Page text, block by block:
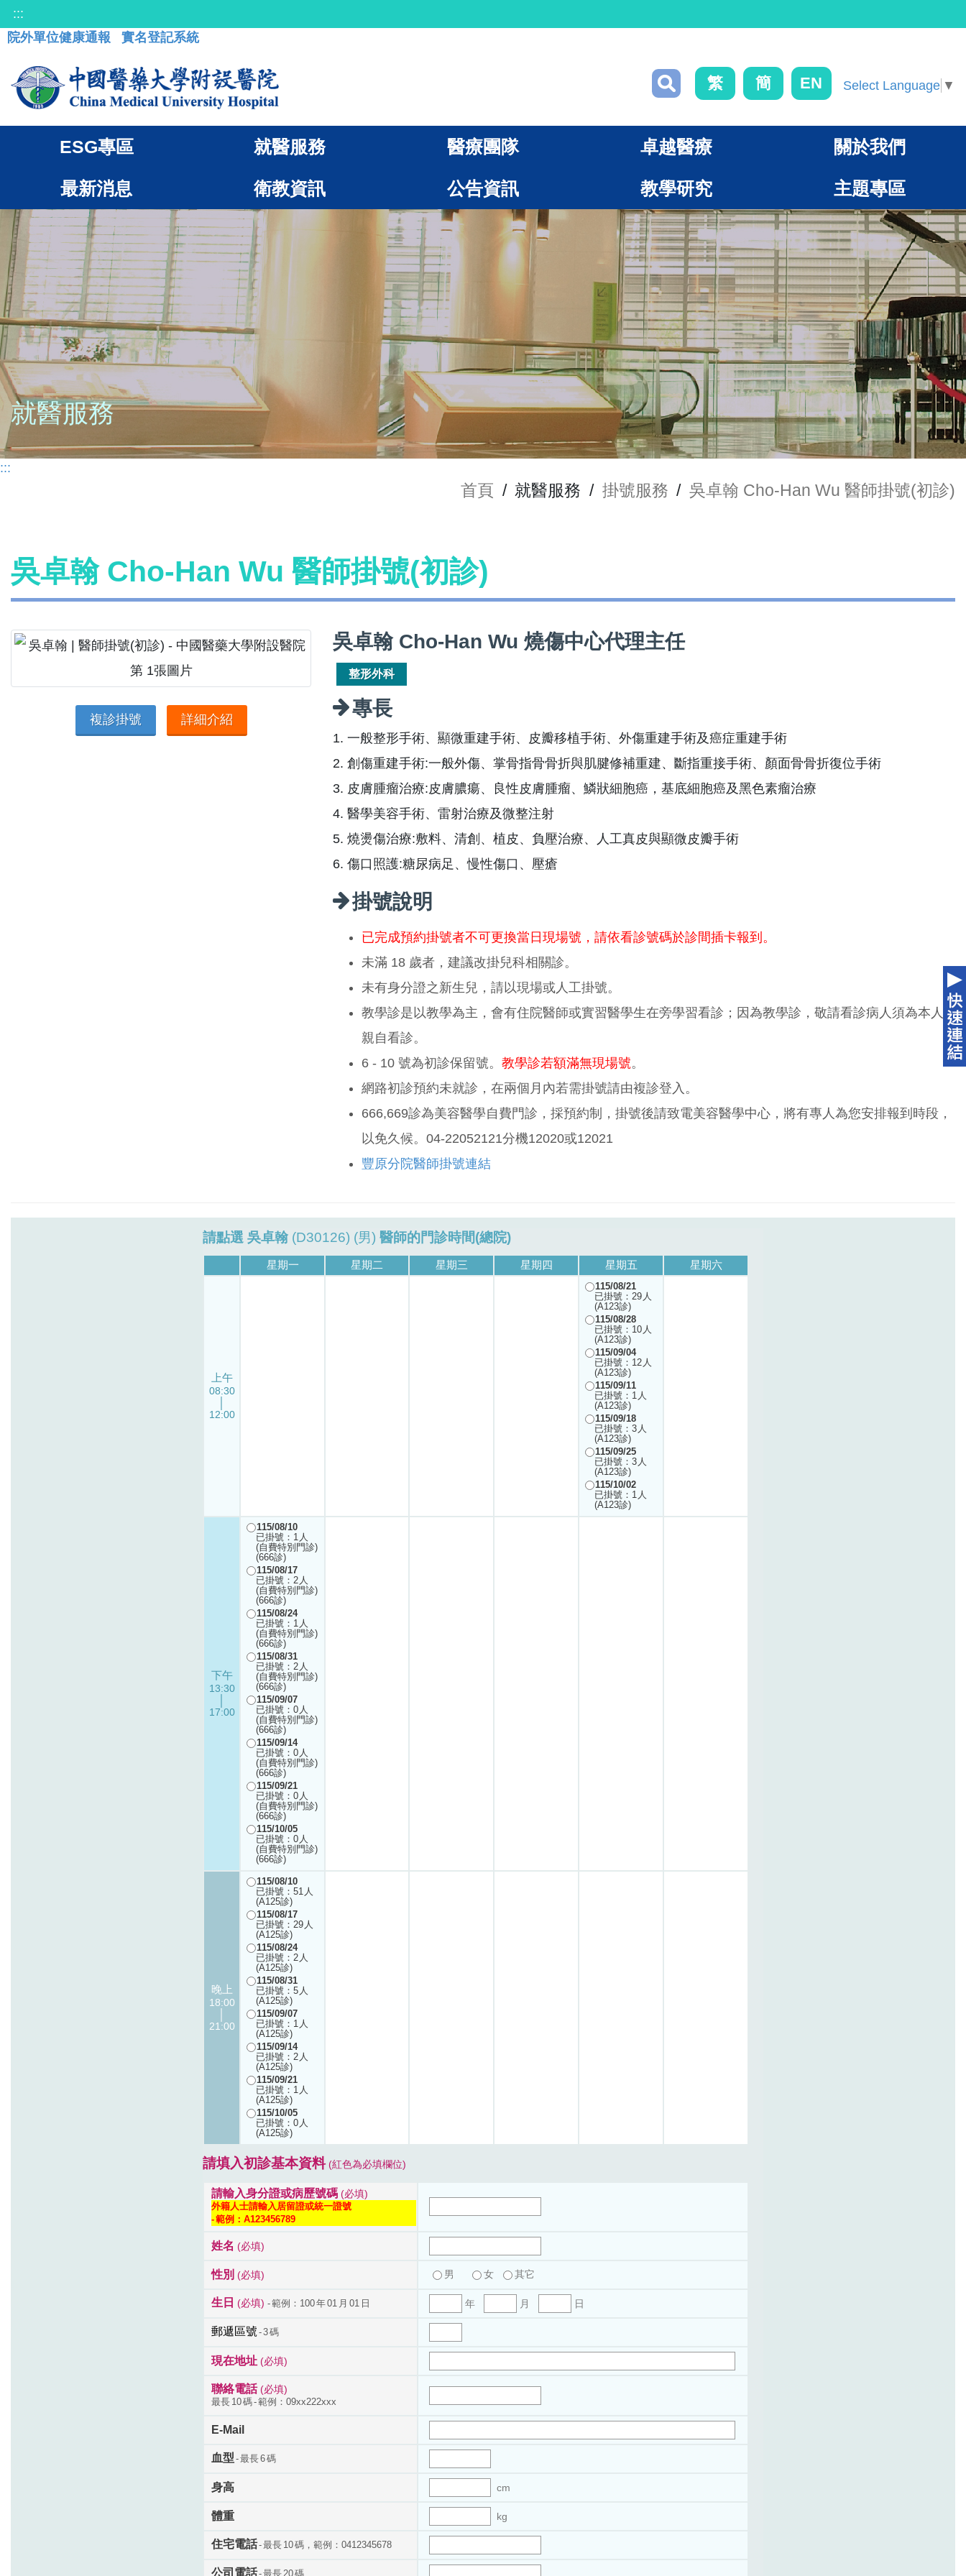
:::
院外單位健康通報
實名登記系統
繁 簡 EN Select Language ▼
ESG專區 就醫服務 醫療團隊 卓越醫療 關於我們
最新消息 衛教資訊 公告資訊 教學研究 主題專區
就醫服務
:::
首頁 / 就醫服務 / 掛號服務 / 吳卓翰 Cho-Han Wu 醫師掛號(初診)
吳卓翰 Cho-Han Wu 醫師掛號(初診)
複診掛號 詳細介紹
吳卓翰 Cho-Han Wu 燒傷中心代理主任
整形外科
專長
1. 一般整形手術、顯微重建手術、皮瓣移植手術、外傷重建手術及癌症重建手術
2. 創傷重建手術:一般外傷、掌骨指骨骨折與肌腱修補重建、斷指重接手術、顏面骨骨折復位手術
3. 皮膚腫瘤治療:皮膚膿瘍、良性皮膚腫瘤、鱗狀細胞癌，基底細胞癌及黑色素瘤治療
4. 醫學美容手術、雷射治療及微整注射
5. 燒燙傷治療:敷料、清創、植皮、負壓治療、人工真皮與顯微皮瓣手術
6. 傷口照護:糖尿病足、慢性傷口、壓瘡
掛號說明
已完成預約掛號者不可更換當日現場號，請依看診號碼於診間插卡報到。
未滿 18 歲者，建議改掛兒科相關診。
未有身分證之新生兒，請以現場或人工掛號。
教學診是以教學為主，會有住院醫師或實習醫學生在旁學習看診；因為教學診，敬請看診病人須為本人
親自看診。
6 - 10 號為初診保留號。 教學診若額滿無現場號。
網路初診預約未就診，在兩個月內若需掛號請由複診登入。
666,669診為美容醫學自費門診，採預約制，掛號後請致電美容醫學中心，將有專人為您安排報到時段，
以免久候。04-22052121分機12020或12021
豐原分院醫師掛號連結